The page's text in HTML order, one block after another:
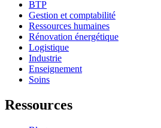
BTP
Gestion et comptabilité
Ressources humaines
Rénovation énergétique
Logistique
Industrie
Enseignement
Soins
Ressources